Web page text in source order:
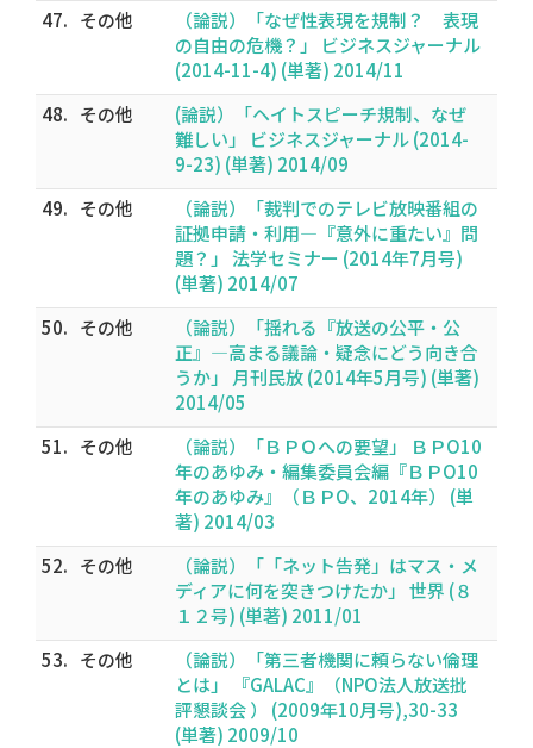
47. その他
（論説）「なぜ性表現を規制？ 表現
の自由の危機？」 ビジネスジャーナル
(2014-11-4) (単著) 2014/11
48. その他
(論説）「ヘイトスピーチ規制、なぜ
難しい」 ビジネスジャーナル (2014-
9-23) (単著) 2014/09
49. その他
（論説）「裁判でのテレビ放映番組の
証拠申請・利用―『意外に重たい』問
題？」 法学セミナー (2014年7月号)
(単著) 2014/07
50. その他
（論説）「揺れる『放送の公平・公
正』―高まる議論・疑念にどう向き合
うか」 月刊民放 (2014年5月号) (単著)
2014/05
51. その他
（論説）「ＢＰＯへの要望」 ＢＰО10
年のあゆみ・編集委員会編『ＢＰО10
年のあゆみ』（ＢＰО、2014年） (単
著) 2014/03
52. その他
（論説）「「ネット告発」はマス・メ
ディアに何を突きつけたか」 世界 (８
１２号) (単著) 2011/01
53. その他
（論説）「第三者機関に頼らない倫理
とは」 『GALAC』（NPO法人放送批
評懇談会 ） (2009年10月号),30-33
(単著) 2009/10